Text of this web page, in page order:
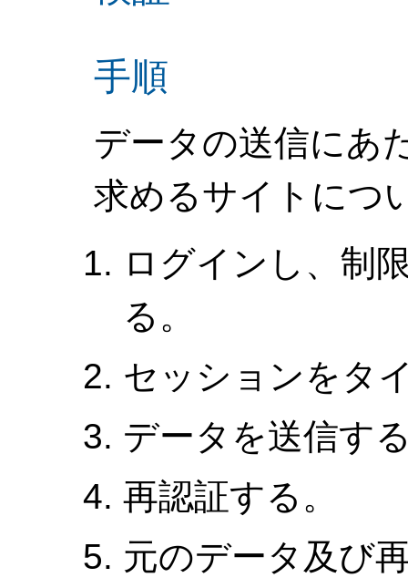
手順
データの送信にあ
求めるサイトにつ
ログインし、制
る。
セッションをタ
データを送信す
再認証する。
元のデータ及び